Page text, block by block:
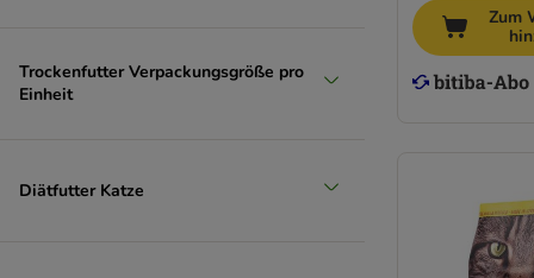
Trockenfutter Verpackungsgröße pro
Einheit
Diätfutter Katze
Zum